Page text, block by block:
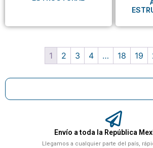
Envío a toda la República
Llegamos a cualquier parte del país,
1 2 3 4 … 18 19